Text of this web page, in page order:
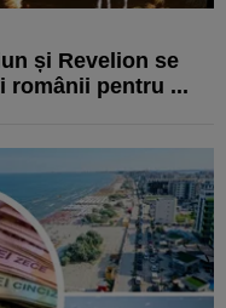
și Revelion se
românii pentru ...